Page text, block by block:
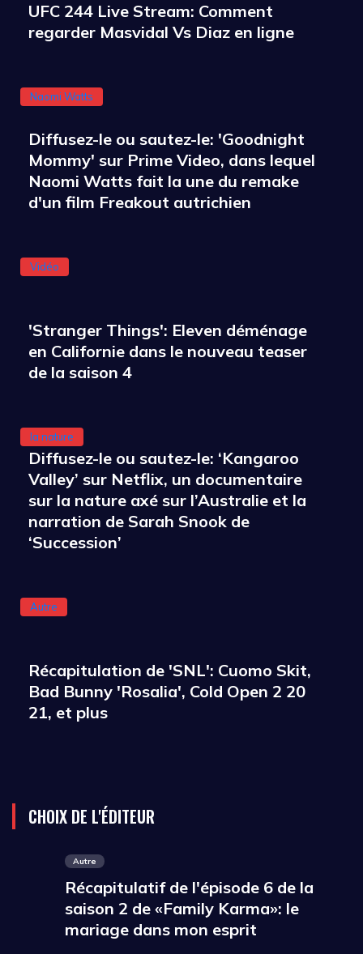
UFC 244 Live Stream: Comment
regarder Masvidal Vs Diaz en ligne
Naomi Watts
Diffusez-le ou sautez-le: 'Goodnight
Mommy' sur Prime Video, dans lequel
Naomi Watts fait la une du remake
d'un film Freakout autrichien
Vidéo
'Stranger Things': Eleven déménage
en Californie dans le nouveau teaser
de la saison 4
la nature
Diffusez-le ou sautez-le: ‘Kangaroo
Valley’ sur Netflix, un documentaire
sur la nature axé sur l’Australie et la
narration de Sarah Snook de
‘Succession’
Autre
Récapitulation de 'SNL': Cuomo Skit,
Bad Bunny 'Rosalia', Cold Open 2 20
21, et plus
CHOIX DE L'ÉDITEUR
Autre
Récapitulatif de l'épisode 6 de la
saison 2 de «Family Karma»: le
mariage dans mon esprit